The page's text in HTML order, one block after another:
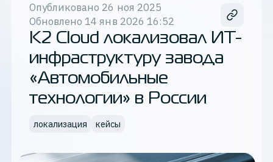
Опубликовано 26 ноя 2025
Обновлено 14 янв 2026 16:52
K2 Cloud локализовал ИТ-
инфраструктуру завода
«Автомобильные
технологии» в России
локализация кейсы